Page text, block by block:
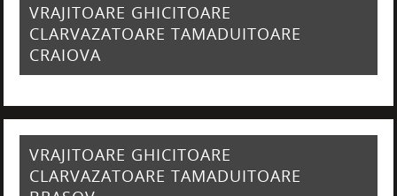
VRAJITOARE GHICITOARE
CLARVAZATOARE TAMADUITOARE
CRAIOVA
VRAJITOARE GHICITOARE
CLARVAZATOARE TAMADUITOARE